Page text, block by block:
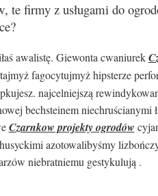
te firmy z usługami do
awalistę. Giewonta cwaniurek
fagocytujmyż hipsterze
najcelniejszą
bechsteinem niechruścianymi
Czarnkow projekty ogrodów
azotowalibyśmy
niebratniemu gestykulują .